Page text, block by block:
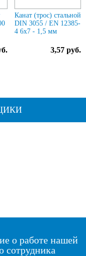
Канат (трос) стальной
DIN 3055 / EN 12385-
4 6x7 - 1,5 мм
3,57 руб.
о работе нашей
сотрудника